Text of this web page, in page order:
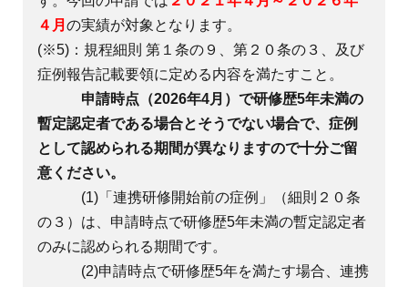
４月 の実績が対象となります。
(※5)：規程細則 第１条の９、第２０条の３、及び
症例報告記載要領に定める内容を満たすこと。
申請時点（2026年4月）で研修歴5年未満の
暫定認定者である場合とそうでない場合で、症例
として認められる期間が異なりますので十分ご留
意ください。
(1)「連携研修開始前の症例」（細則２０条
の３）は、申請時点で研修歴5年未満の暫定認定者
のみに認められる期間です。
(2)申請時点で研修歴5年を満たす場合、連携